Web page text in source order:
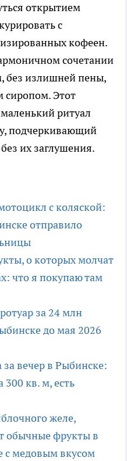
открытием
с
кофеен.
сочетании
без излишней пены,
Этот
ритуал
подчеркивающий
их заглушения.
с коляской:
отправило
о которых молчат
что я покупаю там
за 24 млн
до мая 2026
вечер в Рыбинске:
300 кв. м, есть
желе,
обычные фрукты в
с медовым вкусом